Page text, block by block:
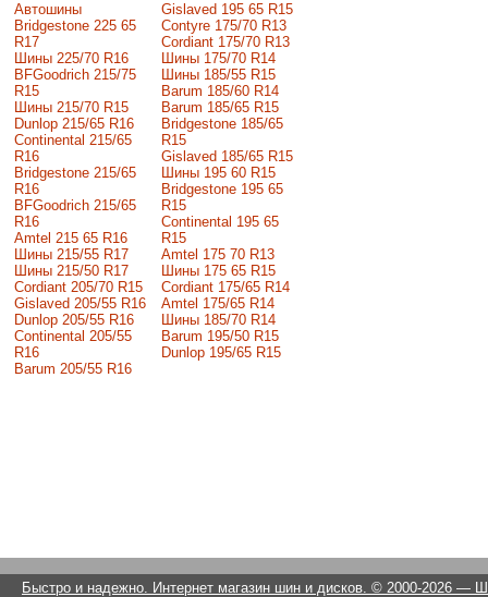
Автошины
Bridgestone 225 65
R17
Шины 225/70 R16
BFGoodrich 215/75
R15
Шины 215/70 R15
Dunlop 215/65 R16
Continental 215/65
R16
Bridgestone 215/65
R16
BFGoodrich 215/65
R16
Amtel 215 65 R16
Шины 215/55 R17
Шины 215/50 R17
Сordiant 205/70 R15
Gislaved 205/55 R16
Dunlop 205/55 R16
Continental 205/55
R16
Barum 205/55 R16
Gislaved 195 65 R15
Contyre 175/70 R13
Cordiant 175/70 R13
Шины 175/70 R14
Шины 185/55 R15
Barum 185/60 R14
Barum 185/65 R15
Bridgestone 185/65
R15
Gislaved 185/65 R15
Шины 195 60 R15
Bridgestone 195 65
R15
Continental 195 65
R15
Amtel 175 70 R13
Шины 175 65 R15
Cordiant 175/65 R14
Amtel 175/65 R14
Шины 185/70 R14
Barum 195/50 R15
Dunlop 195/65 R15
Быстро и надежно. Интернет магазин шин и дисков. © 2000-2026 —